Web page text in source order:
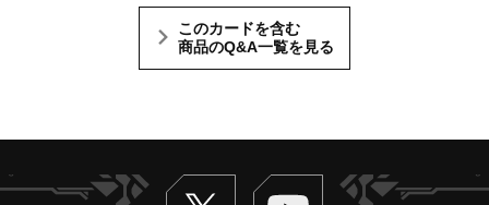
このカードを含む
商品のQ&A一覧を見る
Twitter ヴァンガードch